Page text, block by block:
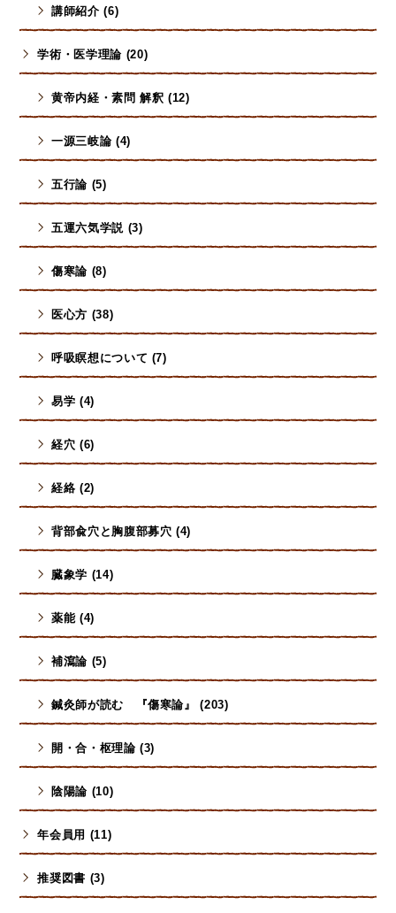
講師紹介 (6)
学術・医学理論 (20)
黄帝内経・素問 解釈 (12)
一源三岐論 (4)
五行論 (5)
五運六気学説 (3)
傷寒論 (8)
医心方 (38)
呼吸瞑想について (7)
易学 (4)
経穴 (6)
経絡 (2)
背部兪穴と胸腹部募穴 (4)
臓象学 (14)
薬能 (4)
補瀉論 (5)
鍼灸師が読む 『傷寒論』 (203)
開・合・枢理論 (3)
陰陽論 (10)
年会員用 (11)
推奨図書 (3)